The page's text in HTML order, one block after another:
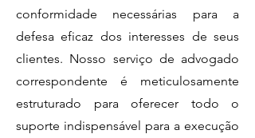
conformidade necessárias para a
defesa eficaz dos interesses de seus
clientes. Nosso serviço de advogado
correspondente é meticulosamente
estruturado para oferecer todo o
suporte indispensável para a execução